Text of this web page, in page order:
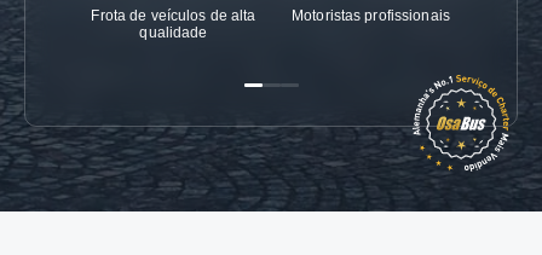
Frota de veículos de alta
qualidade
Motoristas profissionais